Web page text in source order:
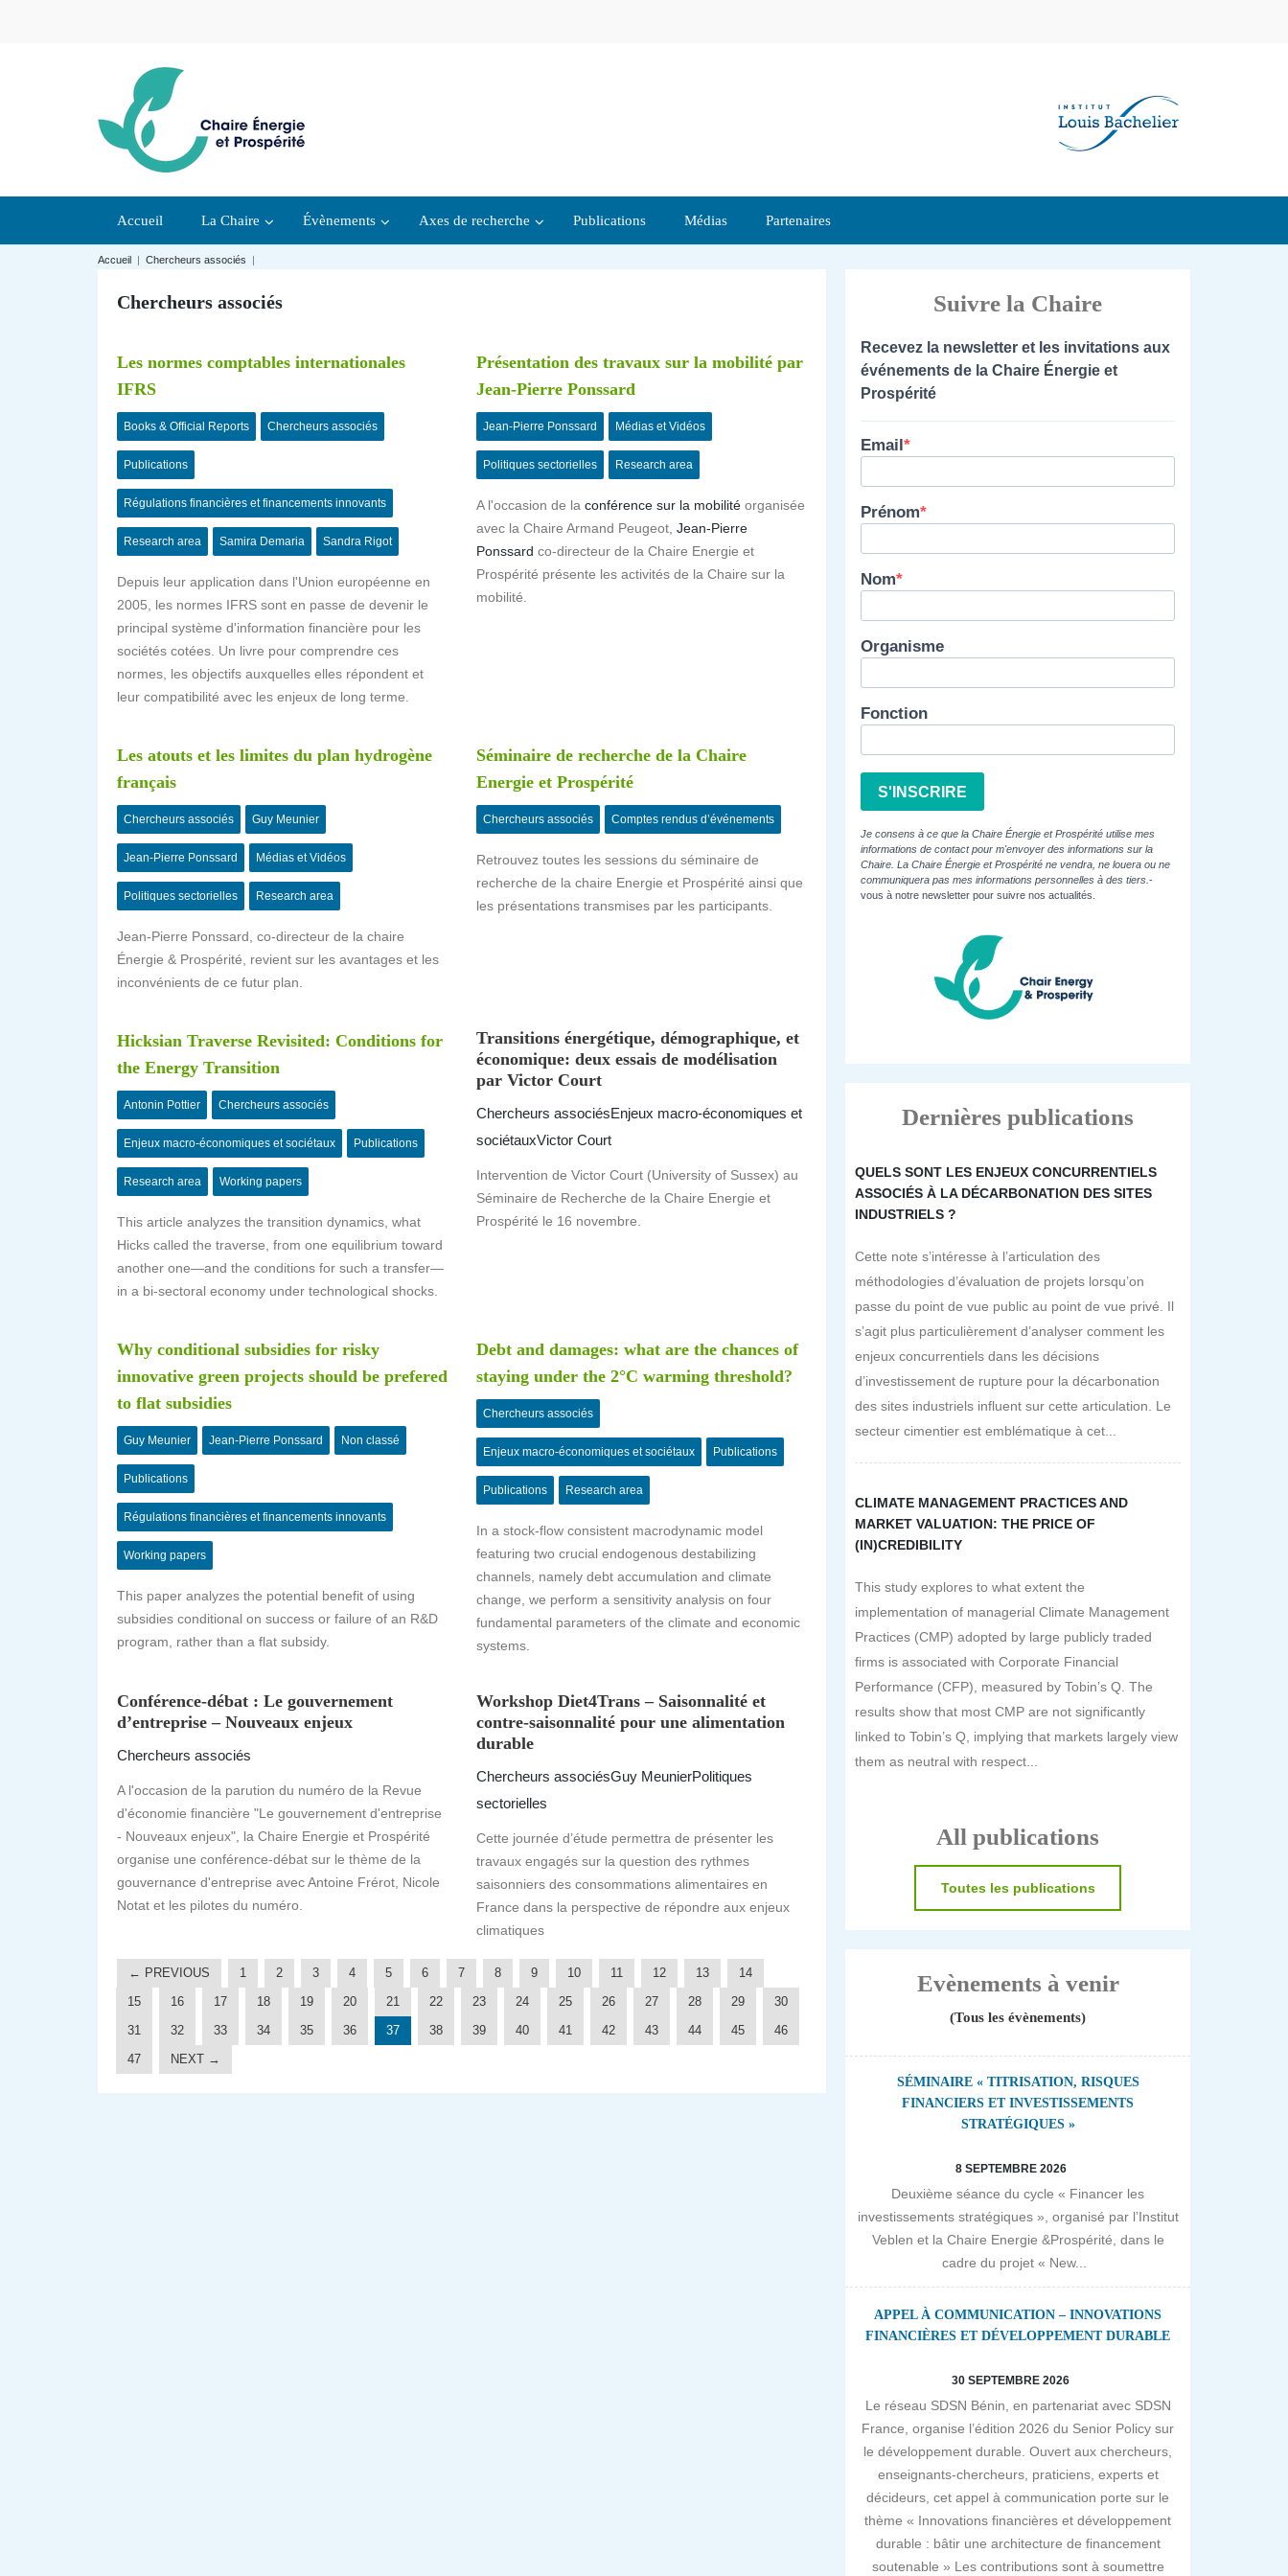
Accueil La Chaire Évènements Axes de recherche Publications Médias Partenaires
Accueil | Chercheurs associés |
Chercheurs associés
Les normes comptables internationales
IFRS
Books & Official Reports Chercheurs associés
Publications
Régulations financières et financements innovants
Research area Samira Demaria Sandra Rigot
Depuis leur application dans l'Union européenne en
2005, les normes IFRS sont en passe de devenir le
principal système d'information financière pour les
sociétés cotées. Un livre pour comprendre ces
normes, les objectifs auxquelles elles répondent et
leur compatibilité avec les enjeux de long terme.
Présentation des travaux sur la mobilité par
Jean-Pierre Ponssard
Jean-Pierre Ponssard Médias et Vidéos
Politiques sectorielles Research area
A l'occasion de la conférence sur la mobilité organisée
avec la Chaire Armand Peugeot, Jean-Pierre
Ponssard co-directeur de la Chaire Energie et
Prospérité présente les activités de la Chaire sur la
mobilité.
Les atouts et les limites du plan hydrogène
français
Chercheurs associés Guy Meunier
Jean-Pierre Ponssard Médias et Vidéos
Politiques sectorielles Research area
Jean-Pierre Ponssard, co-directeur de la chaire
Énergie & Prospérité, revient sur les avantages et les
inconvénients de ce futur plan.
Séminaire de recherche de la Chaire
Energie et Prospérité
Chercheurs associés Comptes rendus d’événements
Retrouvez toutes les sessions du séminaire de
recherche de la chaire Energie et Prospérité ainsi que
les présentations transmises par les participants.
Hicksian Traverse Revisited: Conditions for
the Energy Transition
Antonin Pottier Chercheurs associés
Enjeux macro-économiques et sociétaux Publications
Research area Working papers
This article analyzes the transition dynamics, what
Hicks called the traverse, from one equilibrium toward
another one—and the conditions for such a transfer—
in a bi-sectoral economy under technological shocks.
Transitions énergétique, démographique, et
économique: deux essais de modélisation
par Victor Court
Chercheurs associésEnjeux macro-économiques et
sociétauxVictor Court
Intervention de Victor Court (University of Sussex) au
Séminaire de Recherche de la Chaire Energie et
Prospérité le 16 novembre.
Why conditional subsidies for risky
innovative green projects should be prefered
to flat subsidies
Guy Meunier Jean-Pierre Ponssard Non classé
Publications
Régulations financières et financements innovants
Working papers
This paper analyzes the potential benefit of using
subsidies conditional on success or failure of an R&D
program, rather than a flat subsidy.
Debt and damages: what are the chances of
staying under the 2°C warming threshold?
Chercheurs associés
Enjeux macro-économiques et sociétaux Publications
Publications Research area
In a stock-flow consistent macrodynamic model
featuring two crucial endogenous destabilizing
channels, namely debt accumulation and climate
change, we perform a sensitivity analysis on four
fundamental parameters of the climate and economic
systems.
Conférence-débat : Le gouvernement
d’entreprise – Nouveaux enjeux
Chercheurs associés
A l'occasion de la parution du numéro de la Revue
d'économie financière "Le gouvernement d'entreprise
- Nouveaux enjeux", la Chaire Energie et Prospérité
organise une conférence-débat sur le thème de la
gouvernance d'entreprise avec Antoine Frérot, Nicole
Notat et les pilotes du numéro.
Workshop Diet4Trans – Saisonnalité et
contre-saisonnalité pour une alimentation
durable
Chercheurs associésGuy MeunierPolitiques
sectorielles
Cette journée d’étude permettra de présenter les
travaux engagés sur la question des rythmes
saisonniers des consommations alimentaires en
France dans la perspective de répondre aux enjeux
climatiques
← PREVIOUS 1 2 3 4 5 6 7 8 9 10 11 12 13
14
15
16 17 18 19 20 21 22 23 24 25 26 27 28 29
30
31
32 33 34 35 36 37 38 39 40 41 42 43 44 45
46
47
NEXT →
Suivre la Chaire
Recevez la newsletter et les invitations aux
événements de la Chaire Énergie et
Prospérité
Email
Prénom
Nom
Organisme
Fonction
S'INSCRIRE
Je consens à ce que la Chaire Énergie et Prospérité utilise mes
informations de contact pour m'envoyer des informations sur la
Chaire. La Chaire Énergie et Prospérité ne vendra, ne louera ou ne
communiquera pas mes informations personnelles à des tiers. -
vous à notre newsletter pour suivre nos actualités.
Dernières publications
QUELS SONT LES ENJEUX CONCURRENTIELS
ASSOCIÉS À LA DÉCARBONATION DES SITES
INDUSTRIELS ?
Cette note s’intéresse à l’articulation des
méthodologies d’évaluation de projets lorsqu’on
passe du point de vue public au point de vue privé. Il
s’agit plus particulièrement d’analyser comment les
enjeux concurrentiels dans les décisions
d’investissement de rupture pour la décarbonation
des sites industriels influent sur cette articulation. Le
secteur cimentier est emblématique à cet...
CLIMATE MANAGEMENT PRACTICES AND
MARKET VALUATION: THE PRICE OF
(IN)CREDIBILITY
This study explores to what extent the
implementation of managerial Climate Management
Practices (CMP) adopted by large publicly traded
firms is associated with Corporate Financial
Performance (CFP), measured by Tobin’s Q. The
results show that most CMP are not significantly
linked to Tobin’s Q, implying that markets largely view
them as neutral with respect...
All publications
Toutes les publications
Evènements à venir
(Tous les évènements)
SÉMINAIRE « TITRISATION, RISQUES
FINANCIERS ET INVESTISSEMENTS
STRATÉGIQUES »
8 SEPTEMBRE 2026
Deuxième séance du cycle « Financer les
investissements stratégiques », organisé par l’Institut
Veblen et la Chaire Energie &Prospérité, dans le
cadre du projet « New...
APPEL À COMMUNICATION – INNOVATIONS
FINANCIÈRES ET DÉVELOPPEMENT DURABLE
30 SEPTEMBRE 2026
Le réseau SDSN Bénin, en partenariat avec SDSN
France, organise l’édition 2026 du Senior Policy sur
le développement durable. Ouvert aux chercheurs,
enseignants-chercheurs, praticiens, experts et
décideurs, cet appel à communication porte sur le
thème « Innovations financières et développement
durable : bâtir une architecture de financement
soutenable » Les contributions sont à soumettre